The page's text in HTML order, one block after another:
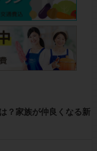
？家族が仲良くなる新